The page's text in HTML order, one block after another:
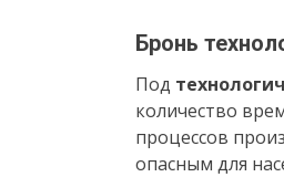
Бронь
Под
количество
процессов
опасным для